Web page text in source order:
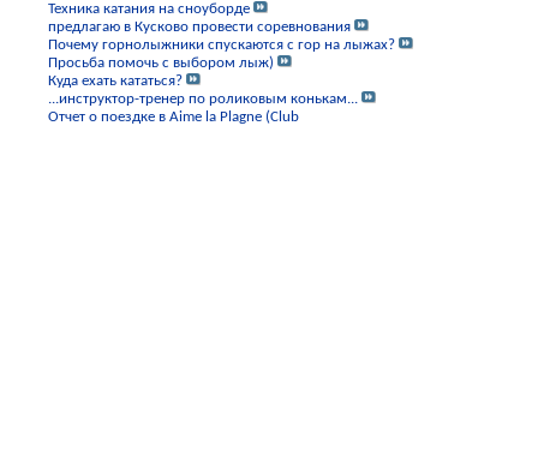
Техника катания на сноуборде
предлагаю в Кусково провести соревнования
Почему горнолыжники спускаются с гор на лыжах?
Просьба помочь с выбором лыж)
Куда ехать кататься?
...инструктор-тренер по роликовым конькам...
Отчет о поездке в Aime la Plagne (Club